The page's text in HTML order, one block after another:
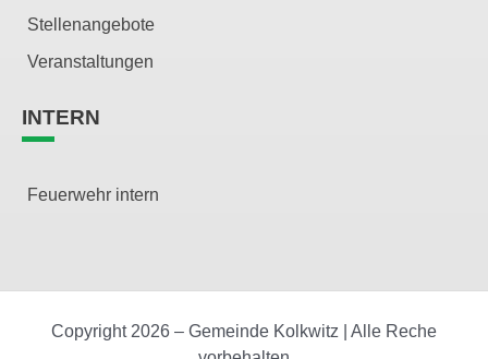
Stellenangebote
Veranstaltungen
INTERN
Feuerwehr intern
Copyright 2026 – Gemeinde Kolkwitz | Alle Reche